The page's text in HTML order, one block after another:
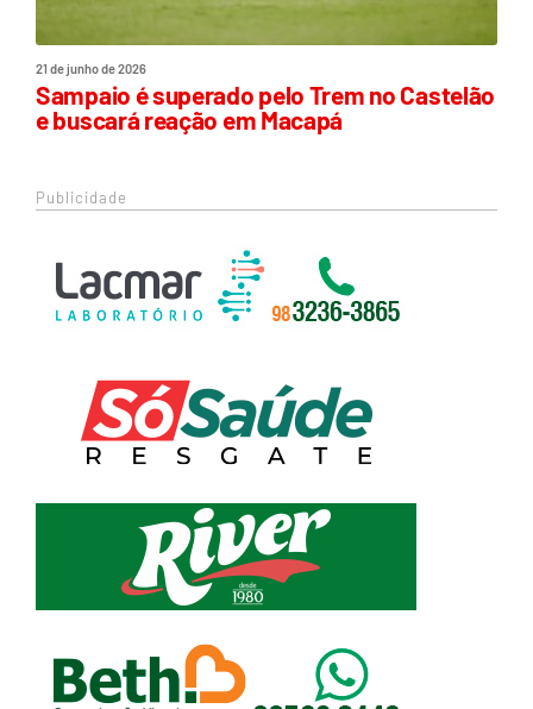
21 de junho de 2026
Sampaio é superado pelo Trem no Castelão
e buscará reação em Macapá
Publicidade